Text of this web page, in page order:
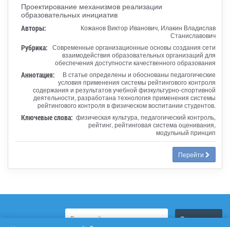
Проектирование механизмов реализации
образовательных инициатив
Авторы:
Кожанов Виктор Иванович, Илакин Владислав
Станиславович
Рубрика: Современные организационные основы создания сети
взаимодействия образовательных организаций для
обеспечения доступности качественного образования
Аннотация:
В статье определены и обоснованы педагогические
условия применения системы рейтингового контроля
содержания и результатов учебной физкультурно-спортивной
деятельности, разработана технология применения системы
рейтингового контроля в физическом воспитании студентов.
Ключевые слова: физическая культура, педагогический контроль,
рейтинг, рейтинговая система оценивания,
модульный принцип
Перейти